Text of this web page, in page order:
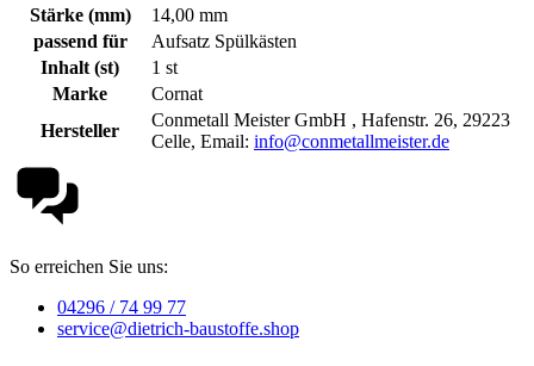
Stärke (mm)
14,00 mm
passend für
Aufsatz Spülkästen
Inhalt (st)
1 st
Marke
Cornat
Hersteller
Conmetall Meister GmbH , Hafenstr. 26, 29223
Celle, Email: info@conmetallmeister.de
So erreichen Sie uns:
04296 / 74 99 77
service@dietrich-baustoffe.shop